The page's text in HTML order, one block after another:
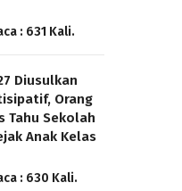
: 631 Kali.
Diusulkan
Orang
Tahu Sekolah
Anak Kelas
: 630 Kali.